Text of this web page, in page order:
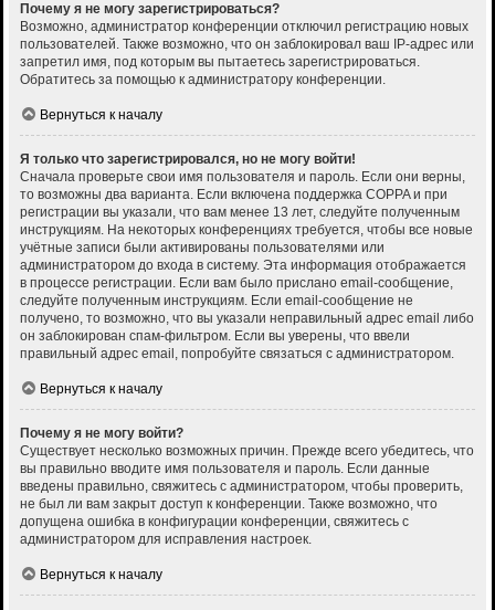
Почему я не могу зарегистрироваться?
Возможно, администратор конференции отключил регистрацию новых
пользователей. Также возможно, что он заблокировал ваш IP-адрес или
запретил имя, под которым вы пытаетесь зарегистрироваться.
Обратитесь за помощью к администратору конференции.
Вернуться к началу
Я только что зарегистрировался, но не могу войти!
Сначала проверьте свои имя пользователя и пароль. Если они верны,
то возможны два варианта. Если включена поддержка COPPA и при
регистрации вы указали, что вам менее 13 лет, следуйте полученным
инструкциям. На некоторых конференциях требуется, чтобы все новые
учётные записи были активированы пользователями или
администратором до входа в систему. Эта информация отображается
в процессе регистрации. Если вам было прислано email-сообщение,
следуйте полученным инструкциям. Если email-сообщение не
получено, то возможно, что вы указали неправильный адрес email либо
он заблокирован спам-фильтром. Если вы уверены, что ввели
правильный адрес email, попробуйте связаться с администратором.
Вернуться к началу
Почему я не могу войти?
Существует несколько возможных причин. Прежде всего убедитесь, что
вы правильно вводите имя пользователя и пароль. Если данные
введены правильно, свяжитесь с администратором, чтобы проверить,
не был ли вам закрыт доступ к конференции. Также возможно, что
допущена ошибка в конфигурации конференции, свяжитесь с
администратором для исправления настроек.
Вернуться к началу